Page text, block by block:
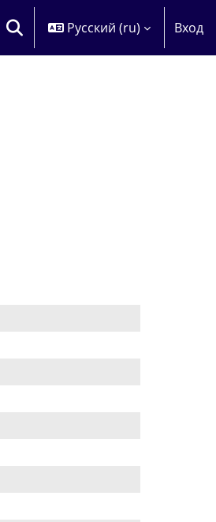
ИЗМЕНИТЬ ДАННЫЕ ПОИСКОВОЙ
Русский ‎(ru)‎ Вход